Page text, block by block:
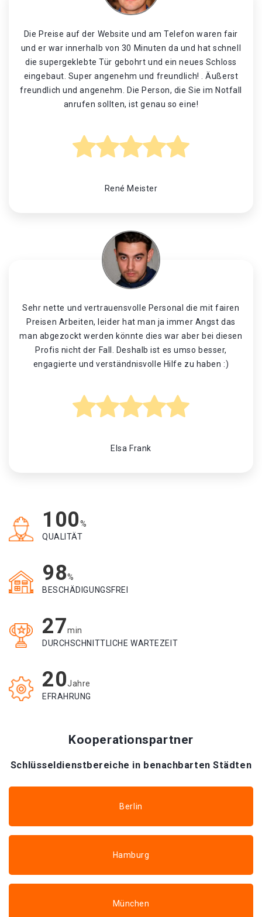
Die Preise auf der Website und am Telefon waren fair
und er war innerhalb von 30 Minuten da und hat schnell
die supergeklebte Tür gebohrt und ein neues Schloss
eingebaut. Super angenehm und freundlich! . Äußerst
freundlich und angenehm. Die Person, die Sie im Notfall
anrufen sollten, ist genau so eine!
René Meister
Sehr nette und vertrauensvolle Personal die mit fairen
Preisen Arbeiten, leider hat man ja immer Angst das
man abgezockt werden könnte dies war aber bei diesen
Profis nicht der Fall. Deshalb ist es umso besser,
engagierte und verständnisvolle Hilfe zu haben :)
Elsa Frank
100%
QUALITÄT
98%
BESCHÄDIGUNGSFREI
27min
DURCHSCHNITTLICHE WARTEZEIT
20Jahre
EFRAHRUNG
Kooperationspartner
Schlüsseldienstbereiche in benachbarten Städten
Berlin
Hamburg
München